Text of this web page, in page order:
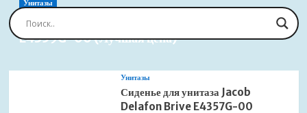
Унитазы
Сиденье для унитаза Jacob Delafon Brive
E4359G-00 (Лучшая цена)
Унитазы
Сиденье для унитаза Jacob
Delafon Brive E4357G-00